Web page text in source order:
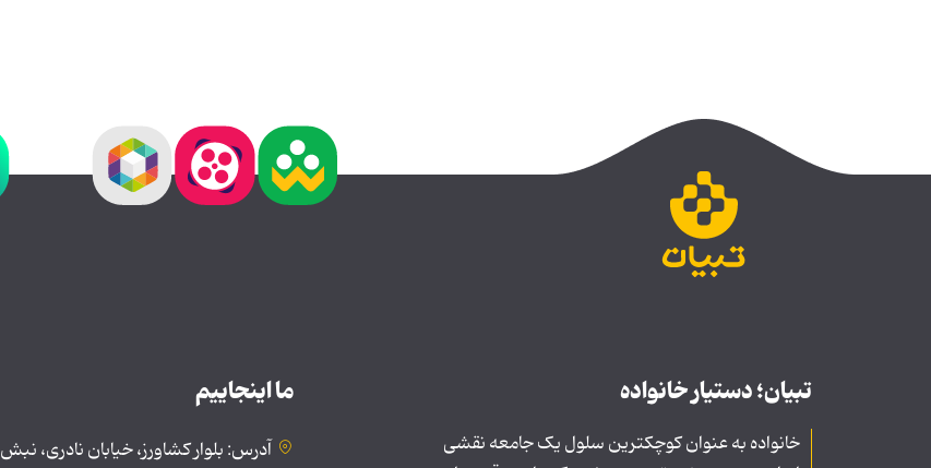
تبیان؛ دستیار خانواده
خانواده به عنوان کوچکترین سلول یک جامعه نقشی
ما اینجاییم
آدرس: بلوار کشاورز، خیابان نادری، نبش